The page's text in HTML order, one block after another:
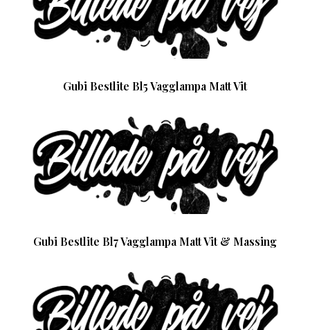
Gubi Bestlite Bl5 Vagglampa Matt Vit
Gubi Bestlite Bl7 Vagglampa Matt Vit & Massing